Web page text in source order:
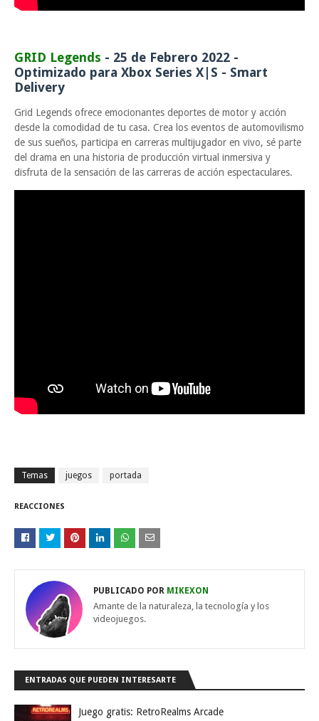
GRID Legends - 25 de Febrero 2022 -
Optimizado para Xbox Series X|S - Smart
Delivery
Grid Legends ofrece emocionantes deportes de motor y acción
desde la comodidad de tu casa. Crea los eventos de automovilismo
de sus sueños, participa en carreras multijugador en vivo, sé parte
del drama en una historia de producción virtual inmersiva y
disfruta de la sensación de las carreras de acción espectaculares.
Temas juegos portada
REACCIONES
PUBLICADO POR MIKEXON
Amante de la naturaleza, la tecnología y los
videojuegos.
ENTRADAS QUE PUEDEN INTERESARTE
Juego gratis: RetroRealms Arcade